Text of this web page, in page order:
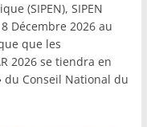
(SIPEN), SIPEN
Décembre 2026 au
que les
2026 se tiendra en
du Conseil National du